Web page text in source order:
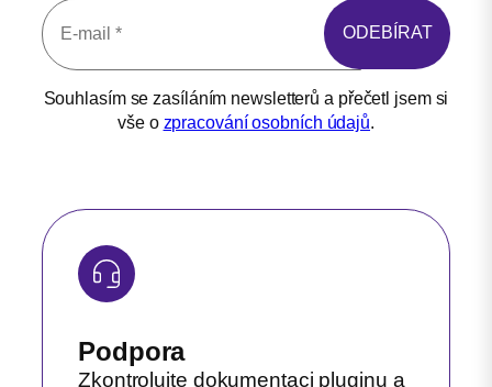
Souhlasím se zasíláním newsletterů a přečetl jsem si
vše o zpracování osobních údajů.
Podpora
Zkontrolujte dokumentaci pluginu a